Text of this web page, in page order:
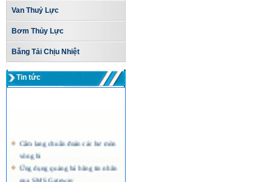
Van Thuỷ Lực
Bơm Thủy Lực
Băng Tải Chịu Nhiệt
Tin tức
Cẩm lang chuẩn đoán các hư mòn
vòng bi
Ứng dụng quảng bá bằng tin nhắn
qua SMS Gateway